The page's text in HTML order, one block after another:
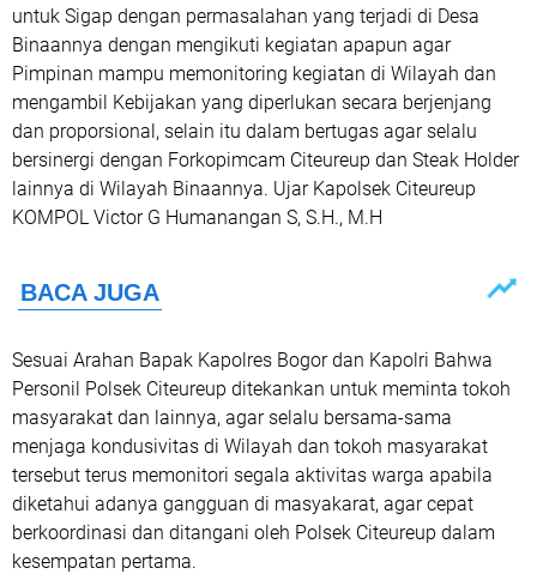
untuk Sigap dengan permasalahan yang terjadi di Desa
Binaannya dengan mengikuti kegiatan apapun agar
Pimpinan mampu memonitoring kegiatan di Wilayah dan
mengambil Kebijakan yang diperlukan secara berjenjang
dan proporsional, selain itu dalam bertugas agar selalu
bersinergi dengan Forkopimcam Citeureup dan Steak Holder
lainnya di Wilayah Binaannya. Ujar Kapolsek Citeureup
KOMPOL Victor G Humanangan S, S.H., M.H
Sesuai Arahan Bapak Kapolres Bogor dan Kapolri Bahwa
Personil Polsek Citeureup ditekankan untuk meminta tokoh
masyarakat dan lainnya, agar selalu bersama-sama
menjaga kondusivitas di Wilayah dan tokoh masyarakat
tersebut terus memonitori segala aktivitas warga apabila
diketahui adanya gangguan di masyakarat, agar cepat
berkoordinasi dan ditangani oleh Polsek Citeureup dalam
kesempatan pertama.